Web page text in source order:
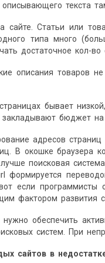
текста
сайте. Статьи или
типа много
достаточное кол-во
описания товаров
бывает
бюджет на
адресов
В окошке браузера
поисковая
формируется
если программисты
фактором развития
обеспечить
систем. При
сайтов в